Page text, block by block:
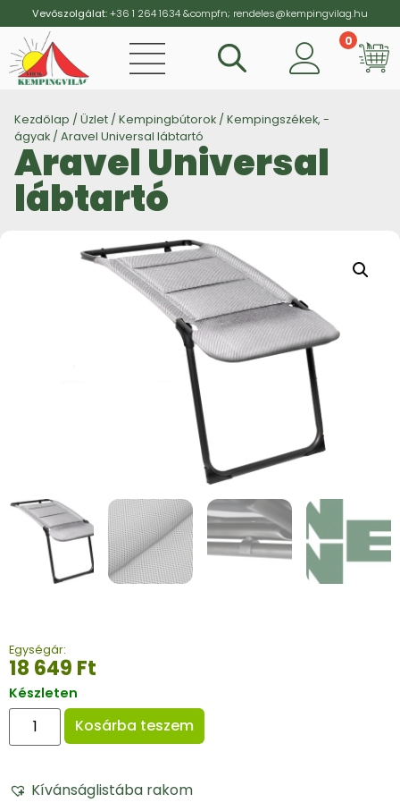
Vevőszolgálat:+36 1 264 1634&compfn; rendeles@kempingvilag.hu
0
Kezdőlap / Üzlet / Kempingbútorok / Kempingszékek, -
ágyak / Aravel Universal lábtartó
Aravel Universal
lábtartó
Egységár:
18 649 Ft
Készleten
Kosárba teszem
Kívánságlistába rakom